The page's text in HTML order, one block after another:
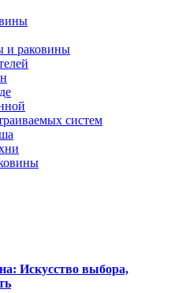
и раковины
систем
Искусство выбора,